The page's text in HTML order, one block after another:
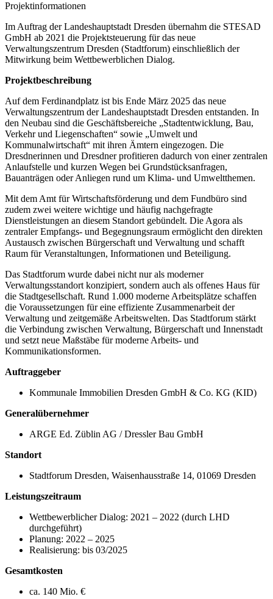
Projektinformationen
Im Auftrag der Landeshauptstadt Dresden übernahm die STESAD
GmbH ab 2021 die Projektsteuerung für das neue
Verwaltungszentrum Dresden (Stadtforum) einschließlich der
Mitwirkung beim Wettbewerblichen Dialog.
Projektbeschreibung
Auf dem Ferdinandplatz ist bis Ende März 2025 das neue
Verwaltungszentrum der Landeshauptstadt Dresden entstanden. In
den Neubau sind die Geschäftsbereiche „Stadtentwicklung, Bau,
Verkehr und Liegenschaften“ sowie „Umwelt und
Kommunalwirtschaft“ mit ihren Ämtern eingezogen. Die
Dresdnerinnen und Dresdner profitieren dadurch von einer zentralen
Anlaufstelle und kurzen Wegen bei Grundstücksanfragen,
Bauanträgen oder Anliegen rund um Klima- und Umweltthemen.
Mit dem Amt für Wirtschaftsförderung und dem Fundbüro sind
zudem zwei weitere wichtige und häufig nachgefragte
Dienstleistungen an diesem Standort gebündelt. Die Agora als
zentraler Empfangs- und Begegnungsraum ermöglicht den direkten
Austausch zwischen Bürgerschaft und Verwaltung und schafft
Raum für Veranstaltungen, Informationen und Beteiligung.
Das Stadtforum wurde dabei nicht nur als moderner
Verwaltungsstandort konzipiert, sondern auch als offenes Haus für
die Stadtgesellschaft. Rund 1.000 moderne Arbeitsplätze schaffen
die Voraussetzungen für eine effiziente Zusammenarbeit der
Verwaltung und zeitgemäße Arbeitswelten. Das Stadtforum stärkt
die Verbindung zwischen Verwaltung, Bürgerschaft und Innenstadt
und setzt neue Maßstäbe für moderne Arbeits- und
Kommunikationsformen.
Auftraggeber
Kommunale Immobilien Dresden GmbH & Co. KG (KID)
Generalübernehmer
ARGE Ed. Züblin AG / Dressler Bau GmbH
Standort
Stadtforum Dresden, Waisenhausstraße 14, 01069 Dresden
Leistungszeitraum
Wettbewerblicher Dialog: 2021 – 2022 (durch LHD
durchgeführt)
Planung: 2022 – 2025
Realisierung: bis 03/2025
Gesamtkosten
ca. 140 Mio. €